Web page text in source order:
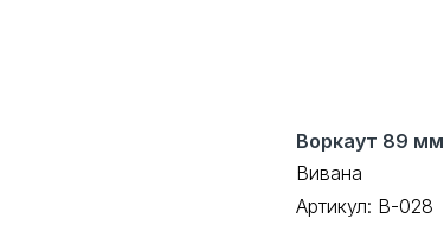
Воркаут 89 мм
Вивана
Артикул: В-028